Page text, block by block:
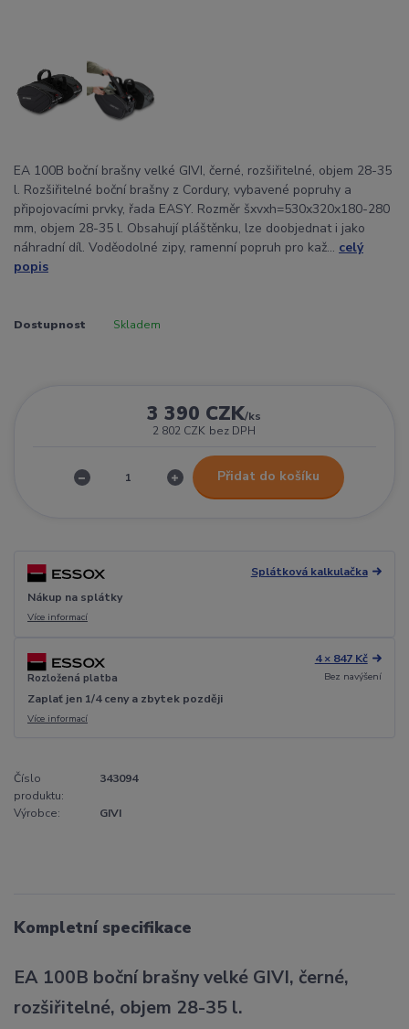
EA 100B boční brašny velké GIVI, černé, rozšiřitelné, objem 28-35
l. Rozšiřitelné boční brašny z Cordury, vybavené popruhy a
připojovacími prvky, řada EASY. Rozměr šxvxh=530x320x180-280
mm, objem 28-35 l. Obsahují pláštěnku, lze doobjednat i jako
náhradní díl. Voděodolné zipy, ramenní popruh pro kaž... celý
popis
Dostupnost Skladem
3 390 CZK/ks
2 802 CZK bez DPH
Přidat do košíku
Splátková kalkulačka
Nákup na splátky
Více informací
Rozložená platba
4 × 847 Kč
Bez navýšení
Zaplať jen 1/4 ceny a zbytek později
Více informací
Číslo
produktu:
343094
Výrobce: GIVI
Kompletní specifikace
EA 100B boční brašny velké GIVI, černé,
rozšiřitelné, objem 28-35 l.